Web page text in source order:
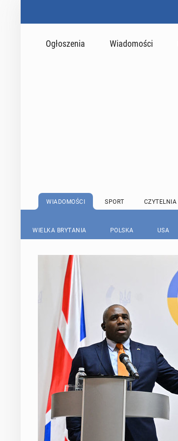
Ogłoszenia Wiadomości
WIADOMOŚCI SPORT CZYTELNIA
WIELKA BRYTANIA POLSKA USA